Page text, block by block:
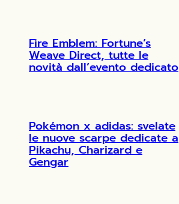
Fire Emblem: Fortune’s
Weave Direct, tutte le
novità dall’evento dedicato
Pokémon x adidas: svelate
le nuove scarpe dedicate a
Pikachu, Charizard e
Gengar